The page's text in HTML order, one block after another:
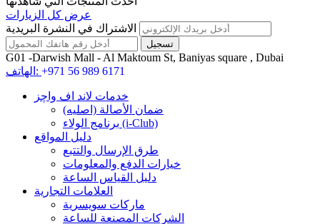
عرض كل الزيارات
الاشتراك في النشرة البريدية
G01 -Darwish Mall - Al Maktoum St, Baniyas square , Dubai
الهاتف: +971 56 989 6171
خدمات لاند اف واچز
ضمان الأصالة (اصلیه)
برنامج الولاء (i-Club)
دليل المواقع
طرق الإرسال والتتبع
خيارات الدفع والمعلومات
دليل القياس الساعة
العلامات التجارية
ماركات سويسرية
الشركات المصنعة للساعة